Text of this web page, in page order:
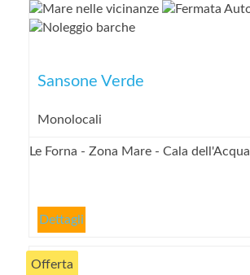
Sansone Verde
Monolocali
Le Forna - Zona Mare - Cala dell'Acqua
Dettagli
Offerta